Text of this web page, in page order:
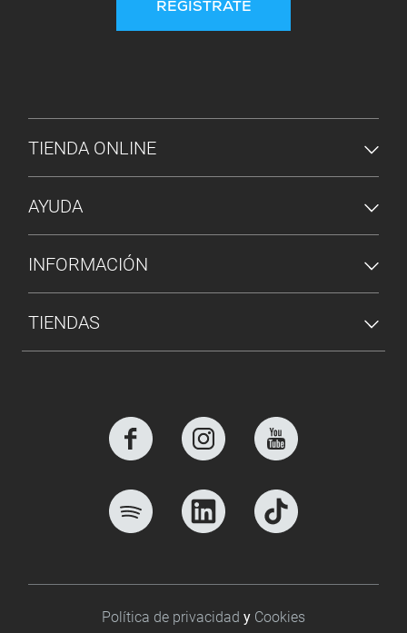
REGÍSTRATE
MENÚ DE PIE DE PÁGINA
TIENDA ONLINE
AYUDA
INFORMACIÓN
TIENDAS
Footer bottomPolítica de privacidad y Cookies